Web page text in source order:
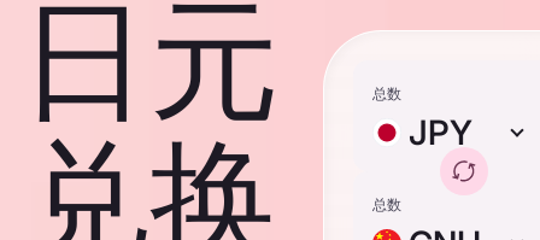
日元
兑换
总数
JPY
总数